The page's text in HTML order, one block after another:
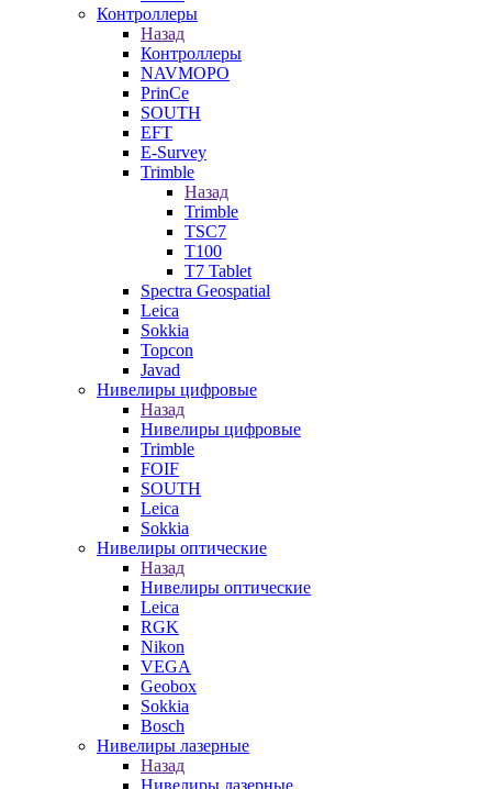
Контроллеры
Назад
Контроллеры
NAVMOPO
PrinCe
SOUTH
EFT
E-Survey
Trimble
Назад
Trimble
TSC7
T100
T7 Tablet
Spectra Geospatial
Leica
Sokkia
Topcon
Javad
Нивелиры цифровые
Назад
Нивелиры цифровые
Trimble
FOIF
SOUTH
Leica
Sokkia
Нивелиры оптические
Назад
Нивелиры оптические
Leica
RGK
Nikon
VEGA
Geobox
Sokkia
Bosch
Нивелиры лазерные
Назад
Нивелиры лазерные